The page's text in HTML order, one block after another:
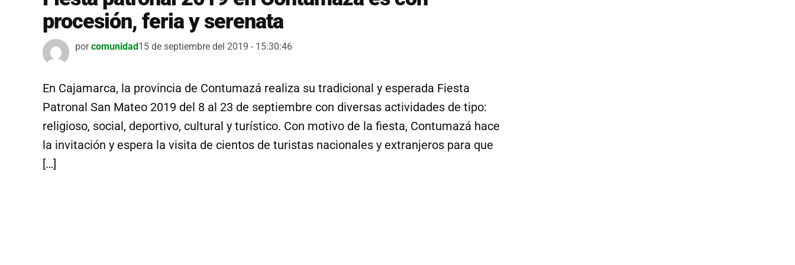
procesión, feria y serenata
por comunidad15 de septiembre del 2019 - 15:30:46
En Cajamarca, la provincia de Contumazá realiza su tradicional y esperada Fiesta
Patronal San Mateo 2019 del 8 al 23 de septiembre con diversas actividades de tipo:
religioso, social, deportivo, cultural y turístico. Con motivo de la fiesta, Contumazá hace
la invitación y espera la visita de cientos de turistas nacionales y extranjeros para que
[…]